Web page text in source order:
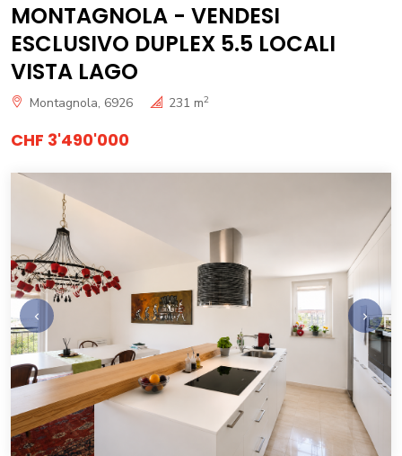
MONTAGNOLA - VENDESI
ESCLUSIVO DUPLEX 5.5 LOCALI
VISTA LAGO
Montagnola, 6926 231 m2
CHF 3'490'000